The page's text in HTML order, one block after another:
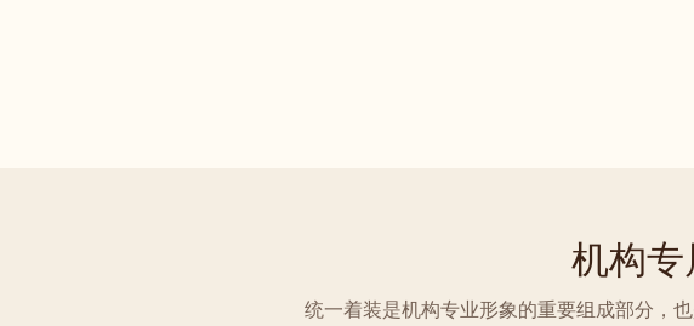
机构专
统一着装是机构专业形象的重要组成部分，